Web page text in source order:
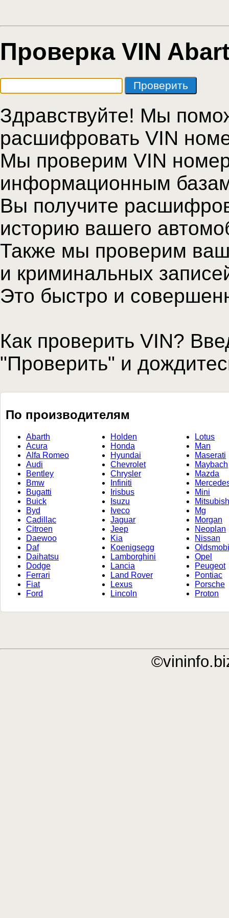
Проверка VIN
Здравствуйте! Мы
расшифровать VIN
Мы проверим VIN
информационным
Вы получите
историю вашего
Также мы проверим
и криминальных
Это быстро и
Как проверить VIN?
"Проверить" и
По производителям
Abarth Holden
Lotus
Acura
Honda
Man
Alfa Romeo
Hyundai
Maserati
Audi
Chevrolet
Maybach
Bentley
Chrysler
Mazda
Bmw
Infiniti
Bugatti
Irisbus
Mini
Buick
Isuzu
Byd
Iveco
Mg
Cadillac
Jaguar
Morgan
Citroen
Jeep
Neoplan
Daewoo
Kia
Nissan
Daf
Koenigsegg
Daihatsu
Lamborghini
Opel
Dodge
Lancia
Peugeot
Ferrari
Land Rover
Pontiac
Fiat
Lexus
Porsche
Ford
Lincoln Proton